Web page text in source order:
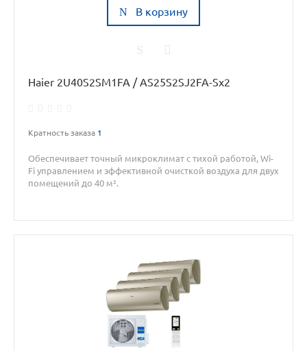
В корзину
Haier 2U40S2SM1FA / AS25S2SJ2FA-Sx2
Кратность заказа 1
Обеспечивает точный микроклимат с тихой работой, Wi-
Fi управлением и эффективной очисткой воздуха для двух
помещений до 40 м².